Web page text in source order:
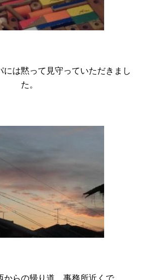
には黙って見守っていただきまし
た。